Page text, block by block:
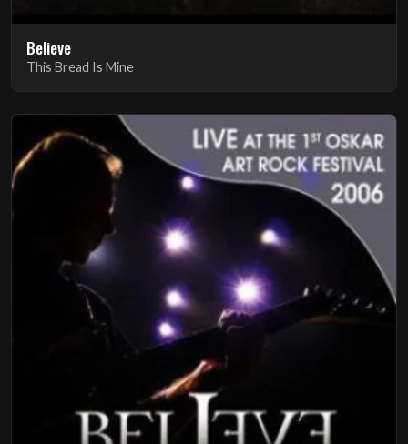
Believe
This Bread Is Mine